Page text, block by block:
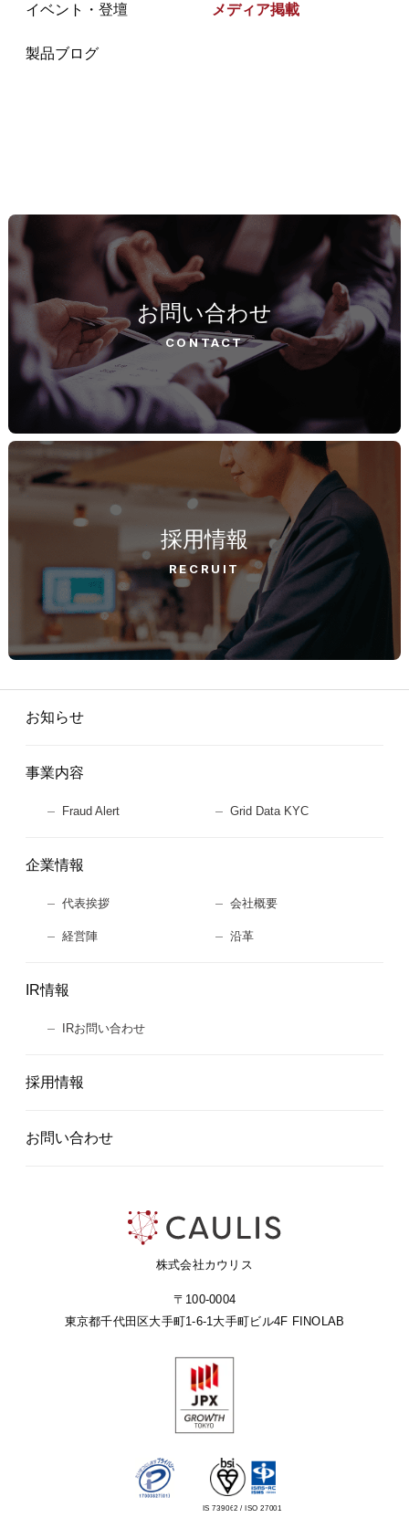
イベント・登壇 メディア掲載
製品ブログ
お問い合わせ
CONTACT
採用情報
RECRUIT
株式会社カウリス
〒100-0004
東京都千代田区大手町1-6-1 大手町ビル4F FINOLAB
お知らせ
事業内容
Fraud Alert Grid Data KYC
企業情報
代表挨拶 会社概要
経営陣 沿革
IR情報
IRお問い合わせ
採用情報
お問い合わせ
IS 739062 / ISO 27001